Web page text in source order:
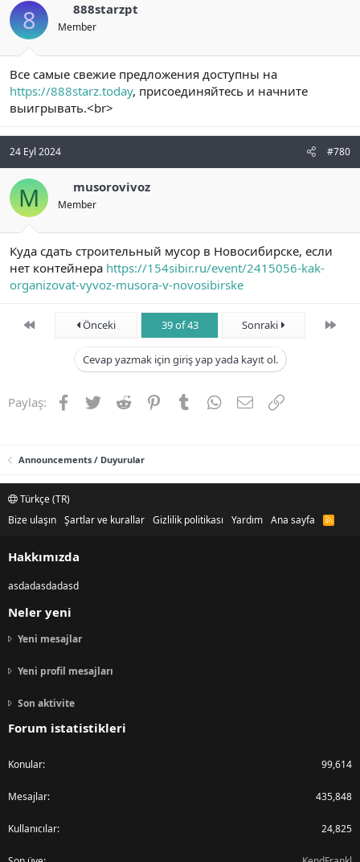
8 888starzpt
Member
Все самые свежие предложения доступны на
https://888starz.today, присоединяйтесь и начните
выигрывать.<br>
24 Eyl 2024 #780
M musorovivoz
Member
Куда сдать строительный мусор в Новосибирске, если
нет контейнера https://154sibir.ru/event/2415056-kak-
organizovat-vyvoz-musora-v-novosibirske
First Önceki 39 of 43 Sonraki Son
Cevap yazmak için giriş yap yada kayıt ol.
Paylaş: Facebook
TwitterReddit PinterestTumblrWhatsApp
E-postaLink
Announcements / Duyurular
Türkçe (TR)
Bize ulaşın Şartlar ve kurallar Gizlilik politikası Yardım Ana sayfa
R
Hakkımızda
asdadasdadasd
Neler yeni
Yeni mesajlar
Yeni profil mesajları
Son aktivite
Forum istatistikleri
Konular 99,614
Mesajlar 435,848
Kullanıcılar 24,825